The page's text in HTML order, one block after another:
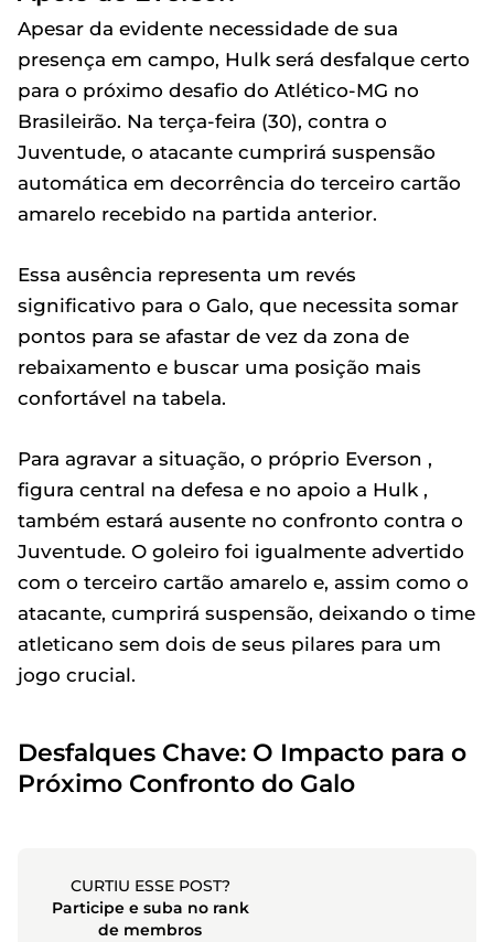
Apesar da evidente necessidade de sua
presença em campo, Hulk será desfalque certo
para o próximo desafio do Atlético-MG no
Brasileirão. Na terça-feira (30), contra o
Juventude, o atacante cumprirá suspensão
automática em decorrência do terceiro cartão
amarelo recebido na partida anterior.
Essa ausência representa um revés
significativo para o Galo, que necessita somar
pontos para se afastar de vez da zona de
rebaixamento e buscar uma posição mais
confortável na tabela.
Para agravar a situação, o próprio Everson ,
figura central na defesa e no apoio a Hulk ,
também estará ausente no confronto contra o
Juventude. O goleiro foi igualmente advertido
com o terceiro cartão amarelo e, assim como o
atacante, cumprirá suspensão, deixando o time
atleticano sem dois de seus pilares para um
jogo crucial.
Desfalques Chave: O Impacto para o
Próximo Confronto do Galo
CURTIU ESSE POST?
Participe e suba no rank
de membros